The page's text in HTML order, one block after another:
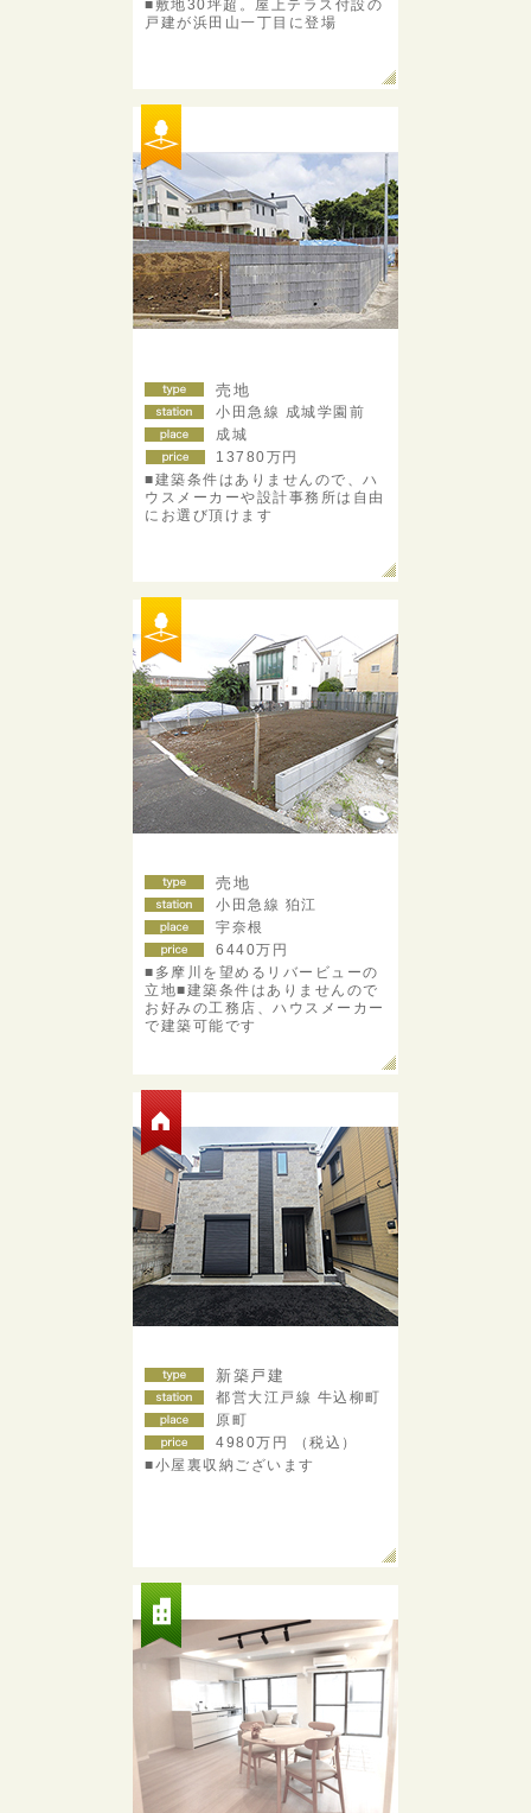
■敷地30坪超。屋上テラス付設の
戸建が浜田山一丁目に登場
売地
小田急線 成城学園前
成城
13780万円
■建築条件はありませんので、ハ
ウスメーカーや設計事務所は自由
にお選び頂けます
売地
小田急線 狛江
宇奈根
6440万円
■多摩川を望めるリバービューの
立地■建築条件はありませんので
お好みの工務店、ハウスメーカー
で建築可能です
新築戸建
都営大江戸線 牛込柳町
原町
4980万円 （税込）
■小屋裏収納ございます